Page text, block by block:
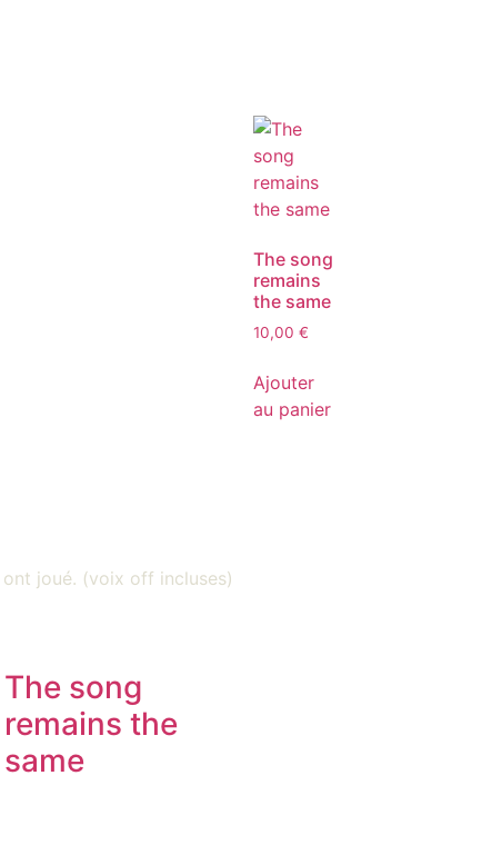
The song
remains
the same
10,00 €
Ajouter
au panier
ont joué. (voix off incluses)
The song
remains the
same